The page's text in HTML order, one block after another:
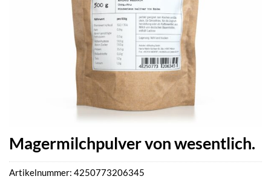
Magermilchpulver von wesentlich.
Artikelnummer: 4250773206345